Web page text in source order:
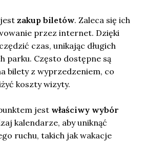
zakup biletów. Zaleca się ich
przez internet. Dzięki
czas, unikając długich
parku. Często dostępne są
bilety z wyprzedzeniem, co
koszty wizyty.
jest właściwy wybór
kalendarze, aby uniknąć
ruchu, takich jak wakacje